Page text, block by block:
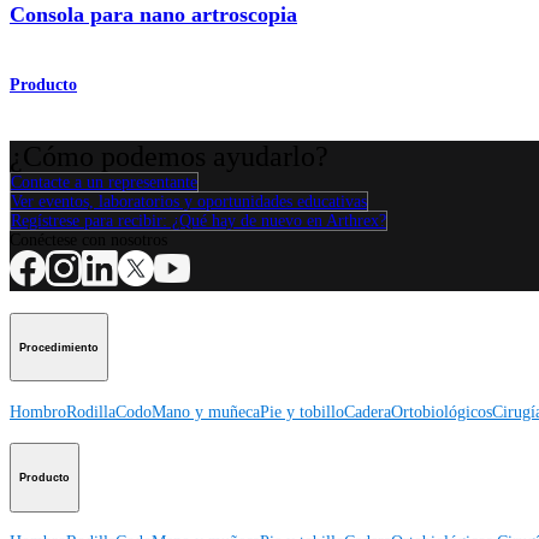
Consola para nano artroscopia
Producto
Contacte a un representante
Ver eventos, laboratorios y oportunidades educativas
Regístrese para recibir: ¿Qué hay de nuevo en Arthrex?
Procedimiento
HombroRodillaCodoMano y muñecaPie y tobilloCaderaOrtobiológicos
Producto